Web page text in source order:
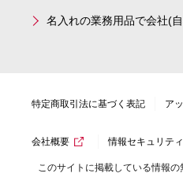
名入れの業務用品で会社(
特定商取引法に基づく表記 ア
会社概要 情報セキュリテ
このサイトに掲載している情報